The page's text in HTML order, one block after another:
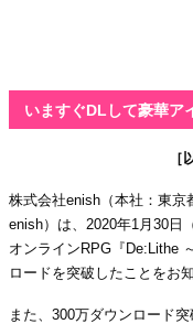
いますぐDLして豪華ア
［
株式会社enish（本社：東
enish）は、2020年1月30日
オンラインRPG『De:Lithe
ロードを突破したことをお
また、300万ダウンロード